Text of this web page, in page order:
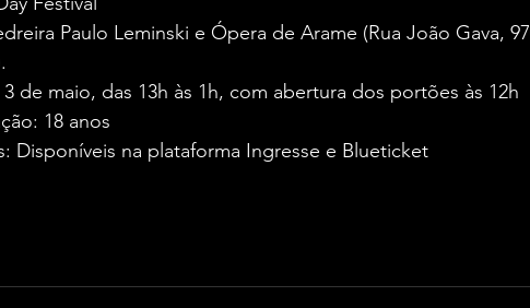
Paulo Leminski e Ópera de Arame (Rua João Gava,
de maio, das 13h às 1h, com abertura dos portões às 12h
18 anos
Disponíveis na plataforma Ingresse e Blueticket